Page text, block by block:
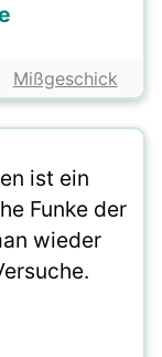
Mißgeschick
ist ein
Funke der
wieder